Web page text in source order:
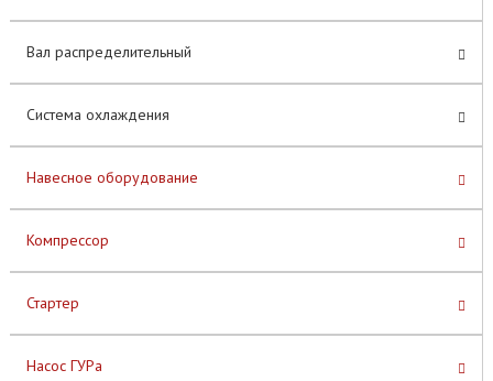
Вал распределительный
Система охлаждения
Навесное оборудование
Компрессор
Стартер
Насос ГУРа